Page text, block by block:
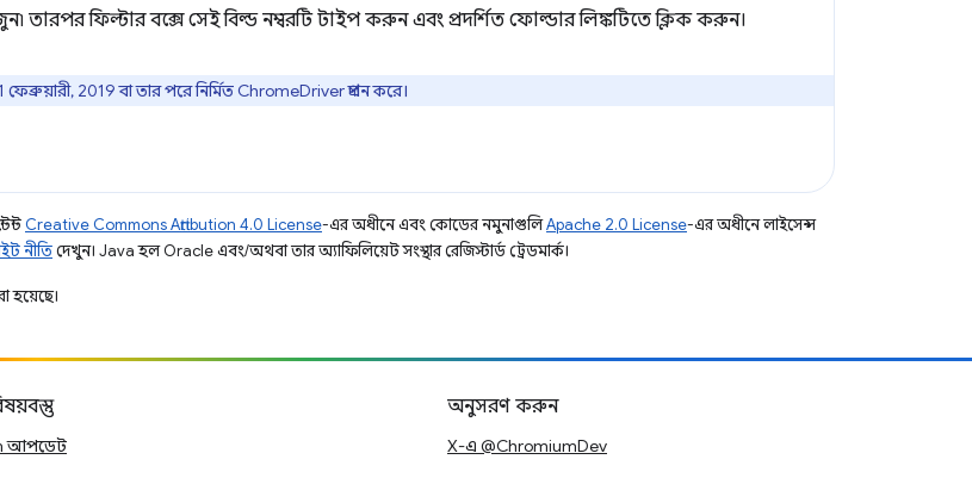
তারপর ফিল্টার বক্সে সেই বিল্ড নম্বরটি টাইপ করুন এবং প্রদর্শিত ফোল্ডার লিঙ্কটিতে ক্লিক করুন।
2019 বা তার পরে নির্মিত ChromeDriver প্রদান করে।
Creative Commons Attribution 4.0 License-এর অধীনে এবং কোডের নমুনাগুলিApache 2.0 License-এর অধীনে লাইসেন্স
নীতিদেখুন। Java হল Oracle এবং/অথবা তার অ্যাফিলিয়েট সংস্থার রেজিস্টার্ড ট্রেডমার্ক।
আপডেট
অনুসরণ করুন
X-এ @ChromiumDev